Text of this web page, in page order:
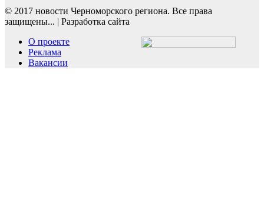
© 2017 новости Черноморского региона. Все права
защищены... | Разработка сайта
О проекте
Реклама
Вакансии